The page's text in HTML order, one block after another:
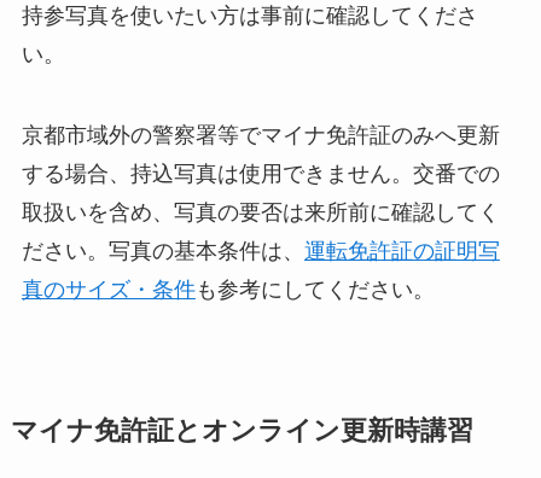
持参写真を使いたい方は事前に確認してくださ
い。
京都市域外の警察署等でマイナ免許証のみへ更新
する場合、持込写真は使用できません。交番での
取扱いを含め、写真の要否は来所前に確認してく
ださい。写真の基本条件は、 運転免許証の証明写
真のサイズ・条件も参考にしてください。
マイナ免許証とオンライン更新時講習